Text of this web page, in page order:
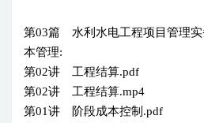
第03篇 水利水电工程项目管理
本管理:
第02讲 工程结算.pdf
第02讲 工程结算.mp4
第01讲 阶段成本控制.pdf